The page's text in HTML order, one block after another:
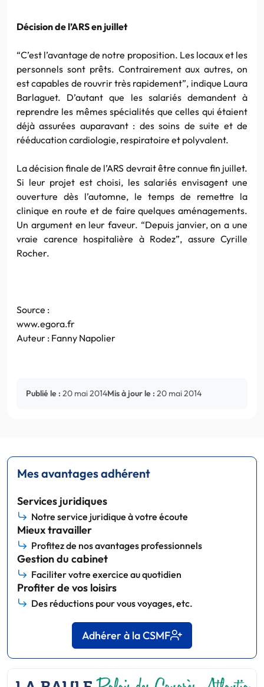
Décision de l’ARS en juillet
“C’est l’avantage de notre proposition. Les locaux et les
personnels sont prêts. Contrairement aux autres, on
est capables de rouvrir très rapidement”, indique Laura
Barlaguet. D’autant que les salariés demandent à
reprendre les mêmes spécialités que celles qui étaient
déjà assurées auparavant : des soins de suite et de
rééducation cardiologie, respiratoire et polyvalent.
La décision finale de l’ARS devrait être connue fin juillet.
Si leur projet est choisi, les salariés envisagent une
ouverture dès l’automne, le temps de remettre la
clinique en route et de faire quelques aménagements.
Un argument en leur faveur. “Depuis janvier, on a une
vraie carence hospitalière à Rodez”, assure Cyrille
Rocher.
Source :
www.egora.fr
Auteur : Fanny Napolier
Publié le : 20 mai 2014Mis à jour le : 20 mai 2014
Mes avantages adhérent
Services juridiques
Notre service juridique à votre écoute
Mieux travailler
Profitez de nos avantages professionnels
Gestion du cabinet
Faciliter votre exercice au quotidien
Profiter de vos loisirs
Des réductions pour vous voyages, etc.
Adhérer à la CSMF